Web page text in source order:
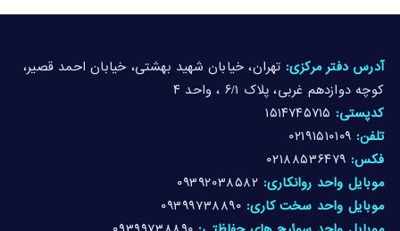
آدرس دفتر مرکزی: تهران، خیابان شهید بهشتی، خیابان احمد قصیر،
کوچه دوازدهم غربی، پلاک ۶/۱ ، واحد ۴
کدپستی: ۱۵۱۴۷۴۵۷۱۵
تلفن: ۰۲۱۹۱۵۱۰۱۰۹
فکس: ۰۲۱۸۸۵۳۶۴۷۹
موبایل واحد روانکاری: ۰۹۳۹۲۰۳۸۵۸۲
موبایل واحد سخت کاری: ۰۹۳۹۹۷۳۸۸۹۰